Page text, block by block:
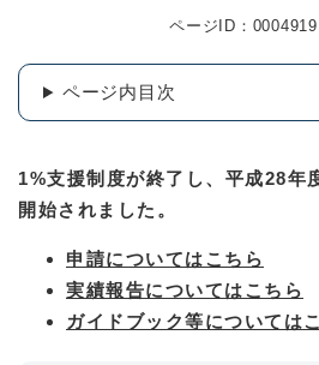
ページID：0004919
ページ内目次
1%支援制度が終了し、平成28年
開始されました。
申請についてはこちら
実績報告についてはこちら
ガイドブック等については